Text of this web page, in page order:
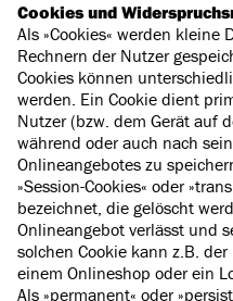
Cookies und
Als »Cookies« werden kleine
Rechnern der Nutzer
Cookies können
werden. Ein Cookie dient
Nutzer (bzw. dem Gerät auf
während oder auch nach
Onlineangebotes zu
»Session-Cookies« oder
bezeichnet, die gelöscht
Onlineangebot verlässt und
solchen Cookie kann z.B.
einem Onlineshop oder ein
Als »permanent« oder